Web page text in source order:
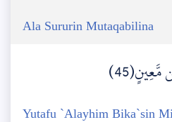
Ala Sururin Mutaqabilina
Yutafu `Alayhim Bika`sin